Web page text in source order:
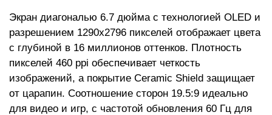
Экран диагональю 6.7 дюйма с технологией OLED и
разрешением 1290x2796 пикселей отображает цвета
с глубиной в 16 миллионов оттенков. Плотность
пикселей 460 ppi обеспечивает четкость
изображений, а покрытие Ceramic Shield защищает
от царапин. Соотношение сторон 19.5:9 идеально
для видео и игр, с частотой обновления 60 Гц для